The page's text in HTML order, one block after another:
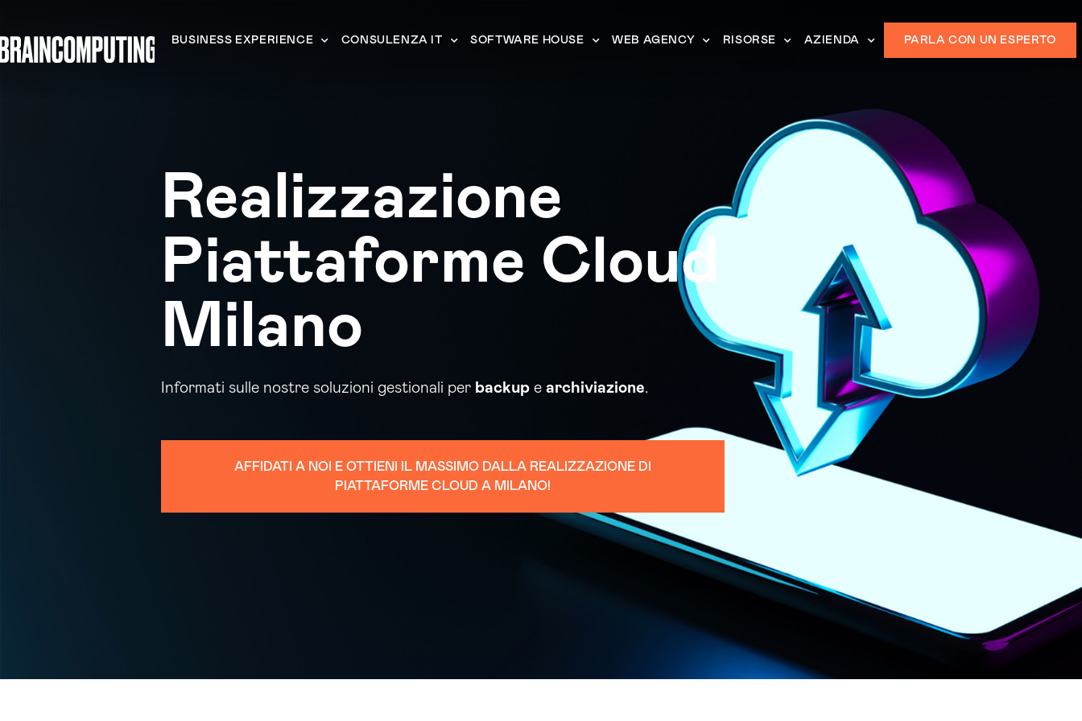
BUSINESS EXPERIENCE CONSULENZA IT SOFTWARE HOUSE WEB AGENCY RISORSE AZIENDA PARLA CON UN ESPERTO
Realizzazione
Piattaforme Cloud
Milano
Informati sulle nostre soluzioni gestionali per backup e archiviazione.
AFFIDATI A NOI E OTTIENI IL MASSIMO DALLA REALIZZAZIONE DI
PIATTAFORME CLOUD A MILANO!